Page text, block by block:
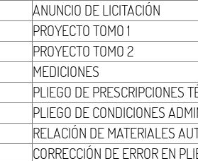
ANUNCIO DE LICITACIÓN
PROYECTO TOMO 1
PROYECTO TOMO 2
MEDICIONES
PLIEGO DE PRESCRIPCIONES
PLIEGO DE CONDICIONES
RELACIÓN DE MATERIALES
CORRECCIÓN DE ERROR EN